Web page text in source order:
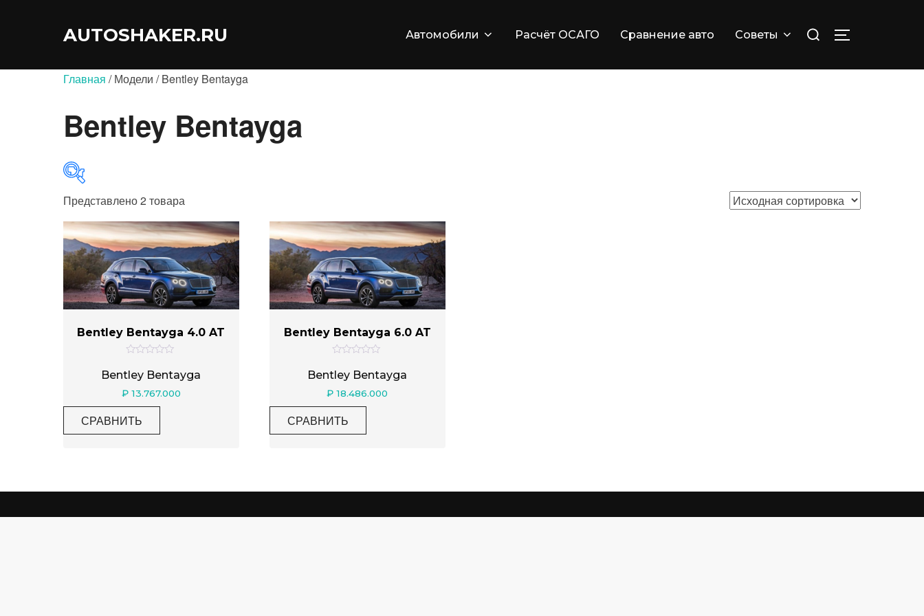
AUTOSHAKER.RU Автомобили Расчёт ОСАГО Сравнение авто Советы
Главная / Модели / Bentley Bentayga
Bentley Bentayga
В продаже(0)
Категории товаров
Метки товаров
Представлено 2 товара
Bentley Bentayga 4.0 AT
ц
е
н
к
а
0
и
з
Bentley Bentayga
₽13.767.000
СРАВНИТЬ
Bentley Bentayga 6.0 AT
ц
е
н
а
0
и
з
Bentley Bentayga
₽ 18.486.000
СРАВНИТЬ